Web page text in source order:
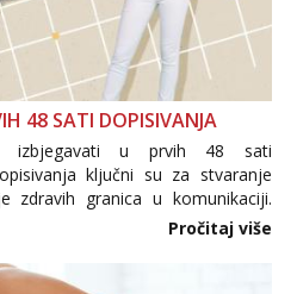
48 SATI DOPISIVANJA
izbjegavati u prvih 48 sati
ključni su za stvaranje
zdravih granica u komunikaciji.
otkrivanje osobnih ili intimnih
osoba još nije zaslužila to
Pročitaj više